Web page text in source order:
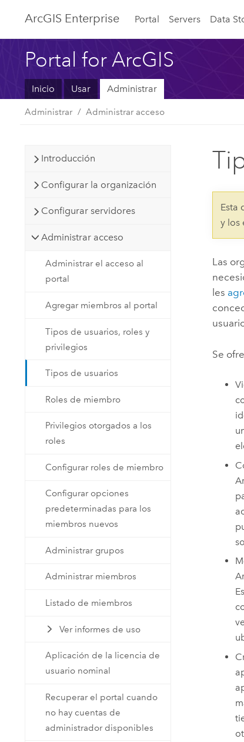
ArcGIS Enterprise Portal Servers Data
Portal for ArcGIS
Inicio Usar Administrar
Administrar Administrar acceso
Introducción
Configurar la organización
Configurar servidores
Administrar acceso
Administrar el acceso al
portal
Agregar miembros al portal
Tipos de usuarios, roles y
privilegios
Tipos de usuarios
Roles de miembro
Privilegios otorgados a los
roles
Configurar roles de miembro
Configurar opciones
predeterminadas para los
miembros nuevos
Administrar grupos
Administrar miembros
Listado de miembros
Ver informes de uso
Aplicación de la licencia de
usuario nominal
Recuperar el portal cuando
no hay cuentas de
administrador disponibles
Esta
y los
Las
les
Se